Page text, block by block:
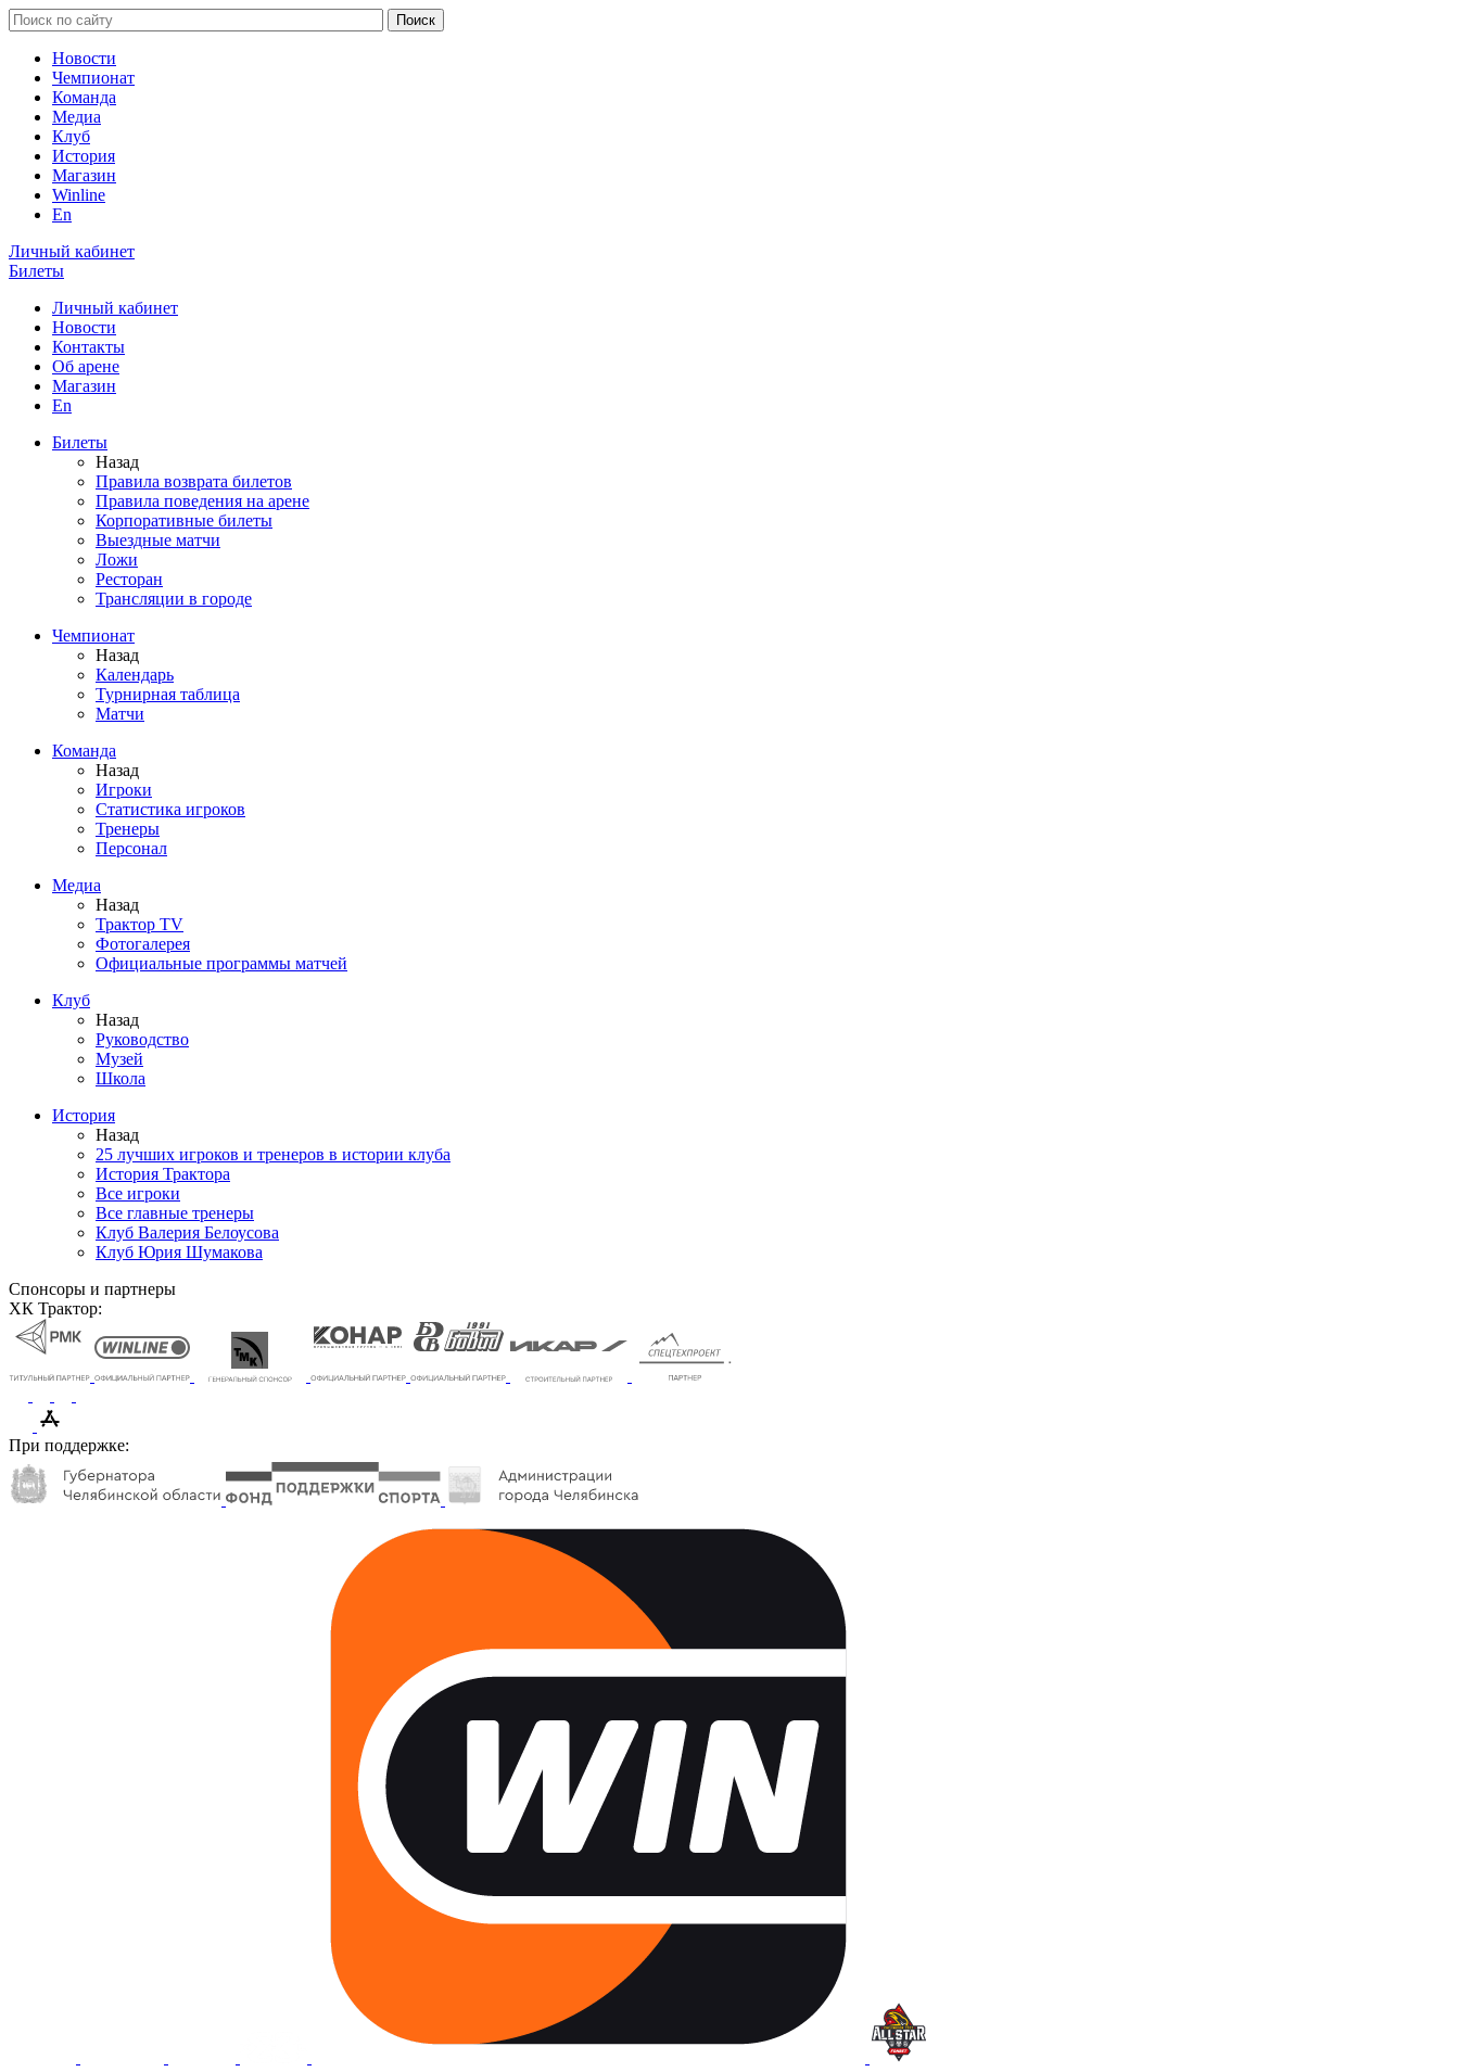
Новости
Чемпионат
Команда
Медиа
Клуб
История
Магазин
Winline
En
Личный кабинет
Билеты
Личный кабинет
Новости
Контакты
Об арене
Магазин
En
Билеты
Назад
Правила возврата билетов
Правила поведения на арене
Корпоративные билеты
Выездные матчи
Ложи
Ресторан
Трансляции в городе
Чемпионат
Назад
Календарь
Турнирная таблица
Матчи
Команда
Назад
Игроки
Статистика игроков
Тренеры
Персонал
Медиа
Назад
Трактор TV
Фотогалерея
Официальные программы матчей
Клуб
Назад
Руководство
Музей
Школа
История
Назад
25 лучших игроков и тренеров в истории клуба
История Трактора
Все игроки
Все главные тренеры
Клуб Валерия Белоусова
Клуб Юрия Шумакова
Спонсоры и партнеры
ХК Трактор:
При поддержке: